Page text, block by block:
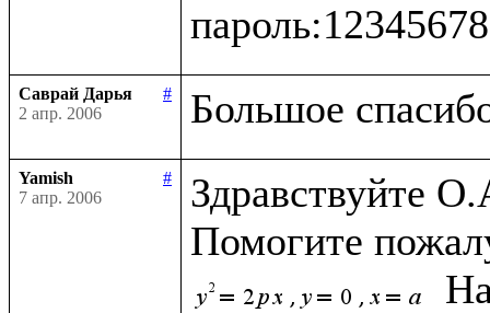
Саврай Дарья
#
2 апр. 2006
Yamish
#
7 апр. 2006
Здравствуйте